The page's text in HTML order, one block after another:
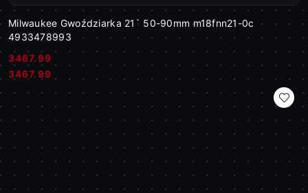
Milwaukee Gwoździarka 21` 50-90mm m18fnn21-0c
4933478993
Cena:
3467.99
Cena:
3467.99